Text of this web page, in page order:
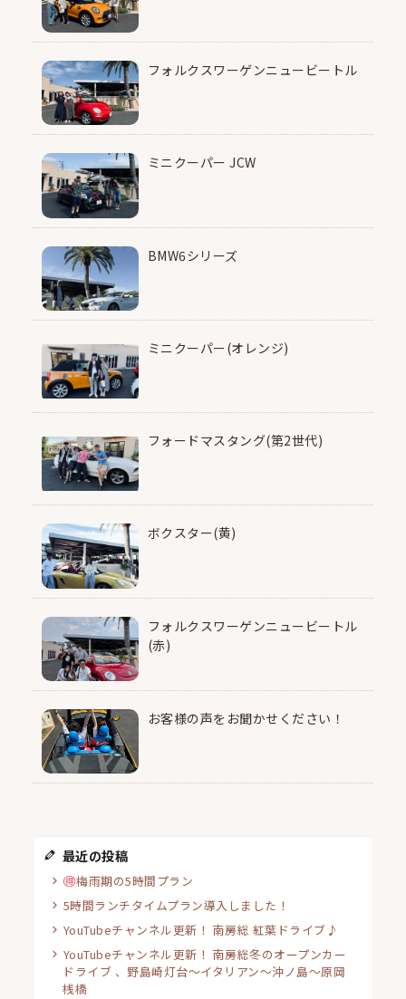
フォルクスワーゲンニュービートル
ミニクーパー JCW
BMW6シリーズ
ミニクーパー(オレンジ)
フォードマスタング(第2世代)
ボクスター(黄)
フォルクスワーゲンニュービートル
(赤)
お客様の声をお聞かせください！
最近の投稿
梅雨期の5時間プラン
5時間ランチタイムプラン導入しました！
YouTubeチャンネル更新！ 南房総 紅葉ドライブ♪
YouTubeチャンネル更新！ 南房総冬のオープンカー
ドライブ 、野島崎灯台〜イタリアン〜沖ノ島〜原岡
桟橋